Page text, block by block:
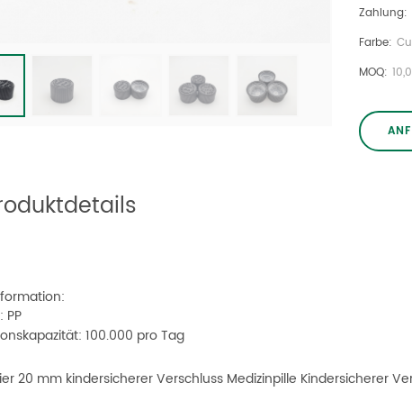
Zahlung:
Farbe:
MOQ:
PP
100.000 pro Tag
20 mm kindersicherer Verschluss Medizinpille Kindersicherer